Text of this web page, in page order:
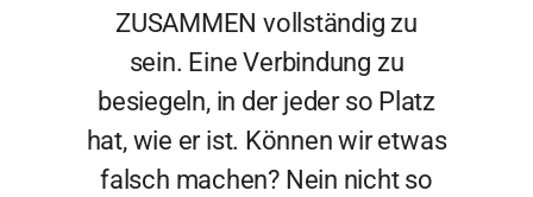
ZUSAMMEN vollständig zu
sein. Eine Verbindung zu
besiegeln, in der jeder so Platz
hat, wie er ist. Können wir etwas
falsch machen? Nein nicht so